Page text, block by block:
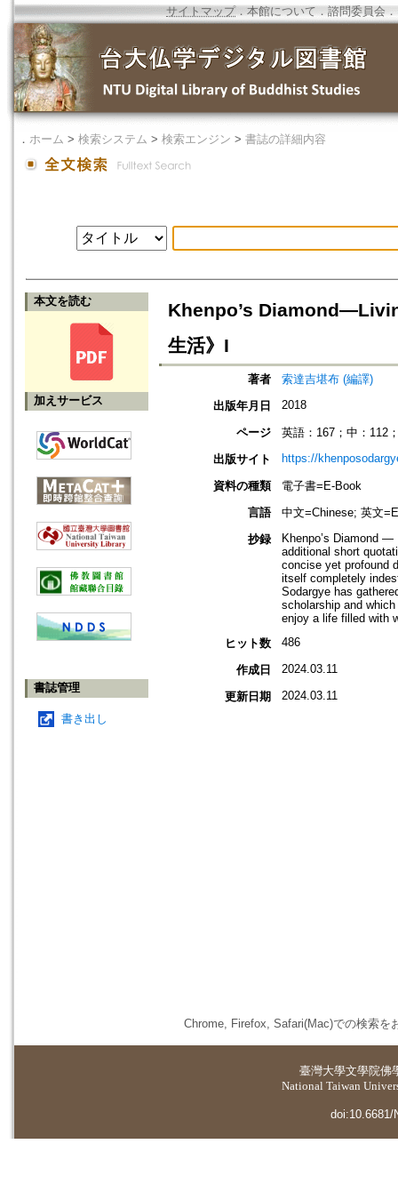
サイトマップ．本館について ． 諮問委員会 ．
． ホーム > 検索システム > 検索エンジン > 書誌の詳細内容
本文を読む
加えサービス
書誌管理
書き出し
Khenpo’s
生活》I
著者
索達吉堪布 (編譯)
出版年月日
2018
ページ
英語：167；中：112
出版サイト
https://
資料の種類
電子書=E-Book
言語
中文=Chinese; 英文
抄録
Khenpo’s Diamond
additional short
concise yet profound
itself completely
Sodargye has
scholarship and
enjoy a life filled with
ヒット数
486
作成日 2024.03.11
更新日期 2024.03.11
Chrome, Firefox, Safari(Mac)での検索を
臺灣大學文學院佛
National Taiwan
doi:10.6681/